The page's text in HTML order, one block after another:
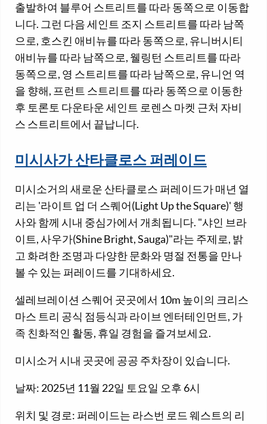
출발하여 블루어 스트리트를 따라 동쪽으로 이동합
니다. 그런 다음 세인트 조지 스트리트를 따라 남쪽
으로, 호스킨 애비뉴를 따라 동쪽으로, 유니버시티
애비뉴를 따라 남쪽으로, 웰링턴 스트리트를 따라
동쪽으로, 영 스트리트를 따라 남쪽으로, 유니언 역
을 향해, 프런트 스트리트를 따라 동쪽으로 이동한
후 토론토 다운타운 세인트 로렌스 마켓 근처 자비
스 스트리트에서 끝납니다.
미시사가 산타클로스 퍼레이드
미시소거의 새로운 산타클로스 퍼레이드가 매년 열
리는 '라이트 업 더 스퀘어(Light Up the Square)' 행
사와 함께 시내 중심가에서 개최됩니다. "샤인 브라
이트, 사우가(Shine Bright, Sauga)"라는 주제로, 밝
고 화려한 조명과 다양한 문화와 명절 전통을 만나
볼 수 있는 퍼레이드를 기대하세요.
셀레브레이션 스퀘어 곳곳에서 10m 높이의 크리스
마스 트리 공식 점등식과 라이브 엔터테인먼트, 가
족 친화적인 활동, 휴일 경험을 즐겨보세요.
미시소거 시내 곳곳에 공공 주차장이 있습니다.
날짜: 2025년 11월 22일 토요일 오후 6시
위치 및 경로: 퍼레이드는 라스번 로드 웨스트의 리